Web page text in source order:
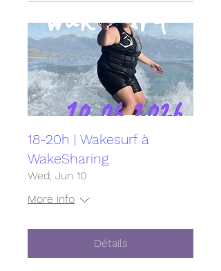
18-20h | Wakesurf à
WakeSharing
Wed, Jun 10
More info
Détails